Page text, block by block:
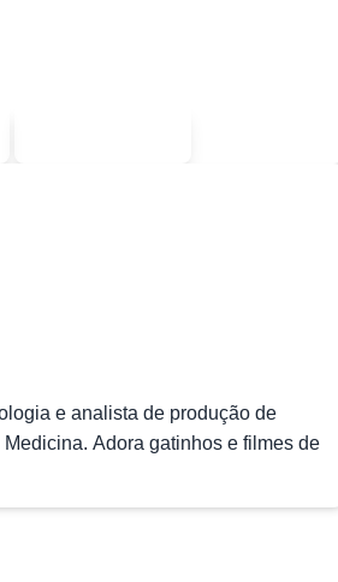
e analista de produção de
Adora gatinhos e filmes de